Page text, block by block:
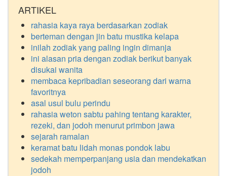
ARTIKEL
rahasia kaya raya berdasarkan zodiak
berteman dengan jin batu mustika kelapa
inilah zodiak yang paling ingin dimanja
ini alasan pria dengan zodiak berikut banyak
disukai wanita
membaca kepribadian seseorang dari warna
favoritnya
asal usul bulu perindu
rahasia weton sabtu pahing tentang karakter,
rezeki, dan jodoh menurut primbon jawa
sejarah ramalan
keramat batu lidah monas pondok labu
sedekah memperpanjang usia dan mendekatkan
jodoh